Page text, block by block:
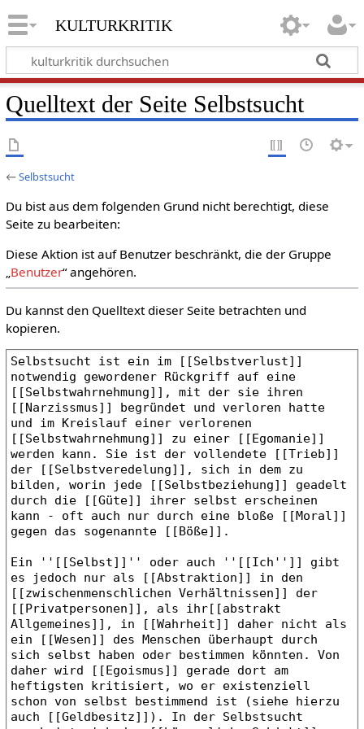
kulturkritik
Quelltext der Seite Selbstsucht
←Selbstsucht
Du bist aus dem folgenden Grund nicht berechtigt, diese
Seite zu bearbeiten:
Diese Aktion ist auf Benutzer beschränkt, die der Gruppe
„Benutzer“ angehören.
Du kannst den Quelltext dieser Seite betrachten und
kopieren.